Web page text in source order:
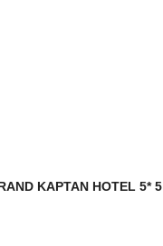
KAPTAN HOTEL 5* 5